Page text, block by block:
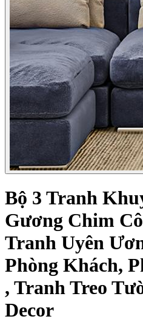
Bộ 3 Tranh
Gương Chim
Tranh Uyên
Phòng Khách,
, Tranh Treo
Decor